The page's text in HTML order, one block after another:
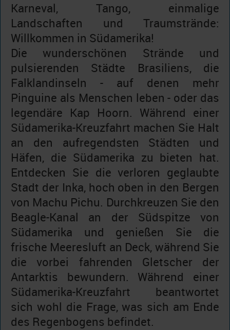
Karneval, Tango, einmalige
Landschaften und Traumstrände:
Willkommen in Südamerika!
Die wunderschönen Strände und
pulsierenden Städte Brasiliens, die
Falklandinseln - auf denen mehr
Pinguine als Menschen leben - oder das
legendäre Kap Hoorn. Während einer
Südamerika-Kreuzfahrt machen Sie Halt
an den aufregendsten Städten und
Häfen, die Südamerika zu bieten hat.
Entdecken Sie die verloren geglaubte
Stadt der Inka, hoch oben in den Bergen
von Machu Pichu. Durchkreuzen Sie den
Beagle-Kanal an der Südspitze von
Südamerika und genießen Sie die
frische Meeresluft an Deck, während Sie
die vorbei fahrenden Gletscher der
Antarktis bewundern. Während einer
Südamerika-Kreuzfahrt beantwortet
sich wohl die Frage, was sich am Ende
des Regenbogens befindet.